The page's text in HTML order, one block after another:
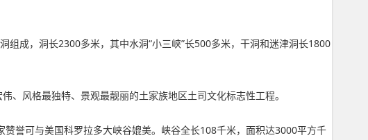
成，洞长2300多米，其中水洞“小三峡”长500多米，干洞和迷津洞长1800
风格最独特、景观最靓丽的土家族地区土司文化标志性工程。
誉可与美国科罗拉多大峡谷媲美。峡谷全长108千米，面积达3000平方千